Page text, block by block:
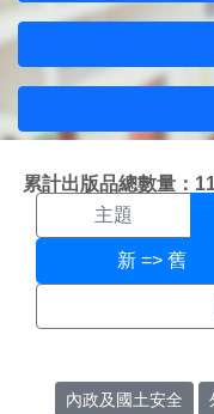
累計出版品總數量：
施政搜尋
主題
新 => 舊
內政及國土安全